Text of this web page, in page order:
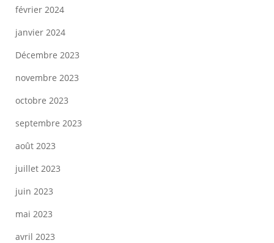
février 2024
janvier 2024
Décembre 2023
novembre 2023
octobre 2023
septembre 2023
août 2023
juillet 2023
juin 2023
mai 2023
avril 2023